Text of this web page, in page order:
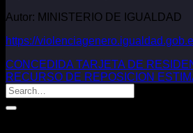
Autor: MINISTERIO DE IGUALDAD
https://
CONCEDIDA TARJETA DE
RECURSO DE REPOSICION